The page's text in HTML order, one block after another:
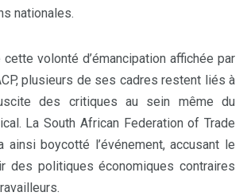
nationales.
volonté d’émancipation affichée par
plusieurs de ses cadres restent liés à
des critiques au sein même du
La South African Federation of Trade
ainsi boycotté l’événement, accusant le
des politiques économiques contraires